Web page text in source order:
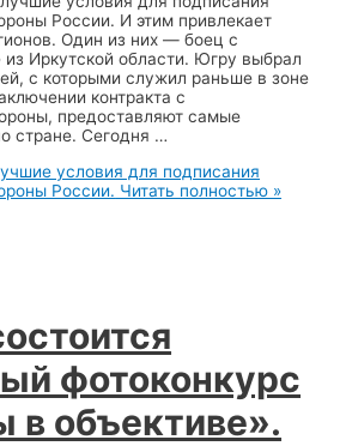
России. И этим привлекает
Один из них — боец с
Иркутской области. Югру выбрал
с которыми служил раньше в зоне
контракта с
предоставляют самые
стране. Сегодня …
условия для подписания
России. Читать полностью »
фотоконкурс
в объективе».